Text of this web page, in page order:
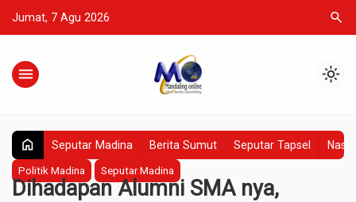
Jumat, 7 Agu 2026 search
menu light_mode
home Seputar Madina Berita Sumut Seputar Tapsel
Politik Madina
Seputar Madina
Dihadapan Alumni SMA nya,